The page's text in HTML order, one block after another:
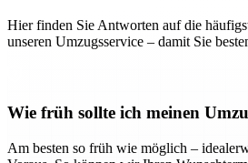
Hier finden Sie Antworten auf die
unseren Umzugsservice – damit Sie
Wie früh sollte ich meinen
Am besten so früh wie möglich –